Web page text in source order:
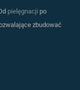
pielęgnacji po
zbudować